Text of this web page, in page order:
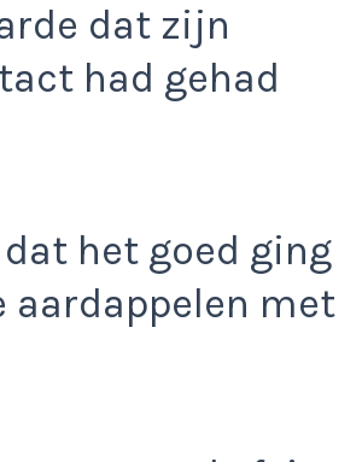
dat zijn
had gehad
het goed ging
aardappelen met